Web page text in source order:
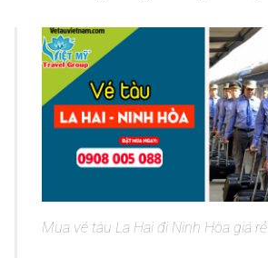
Mua vé tàu La Hai đi Ninh Hòa giá rẻ